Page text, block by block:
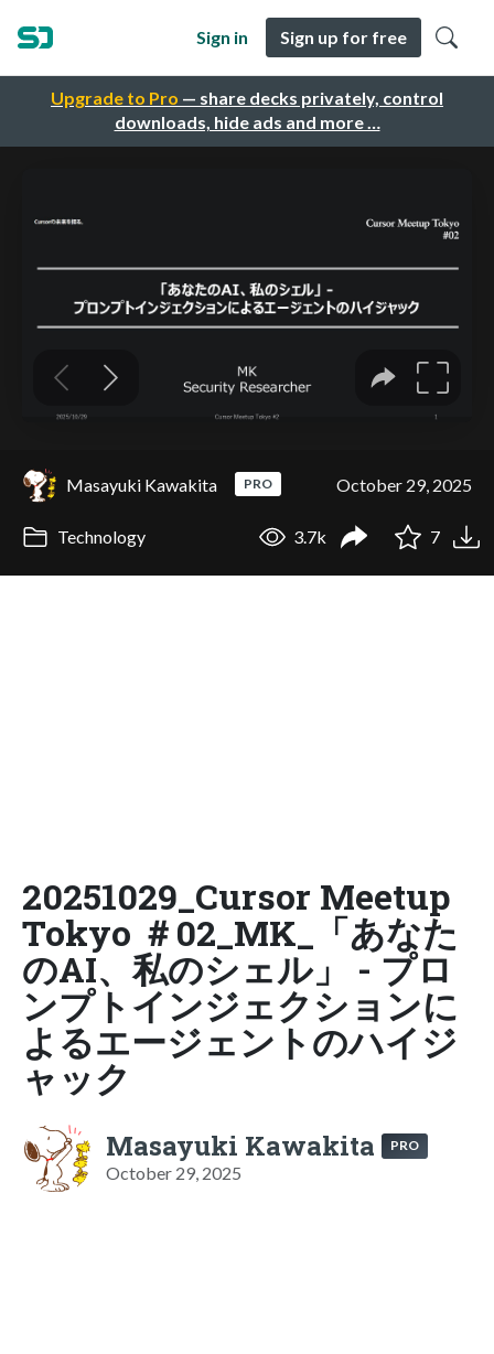
Upgrade to Pro — share decks privately, control
downloads, hide ads and more …
Sign in Sign up for free
Masayuki Kawakita PRO October 29, 2025
Technology 3.7k 7
20251029_Cursor Meetup
Tokyo ＃02_MK_「あなた
のAI、私のシェル」 - プロ
ンプトインジェクションに
よるエージェントのハイジ
ャック
Masayuki Kawakita PRO
October 29, 2025